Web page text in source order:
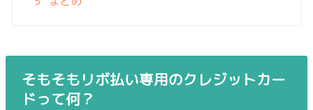
そもそもリボ払い専用のクレジットカー
ドって何？